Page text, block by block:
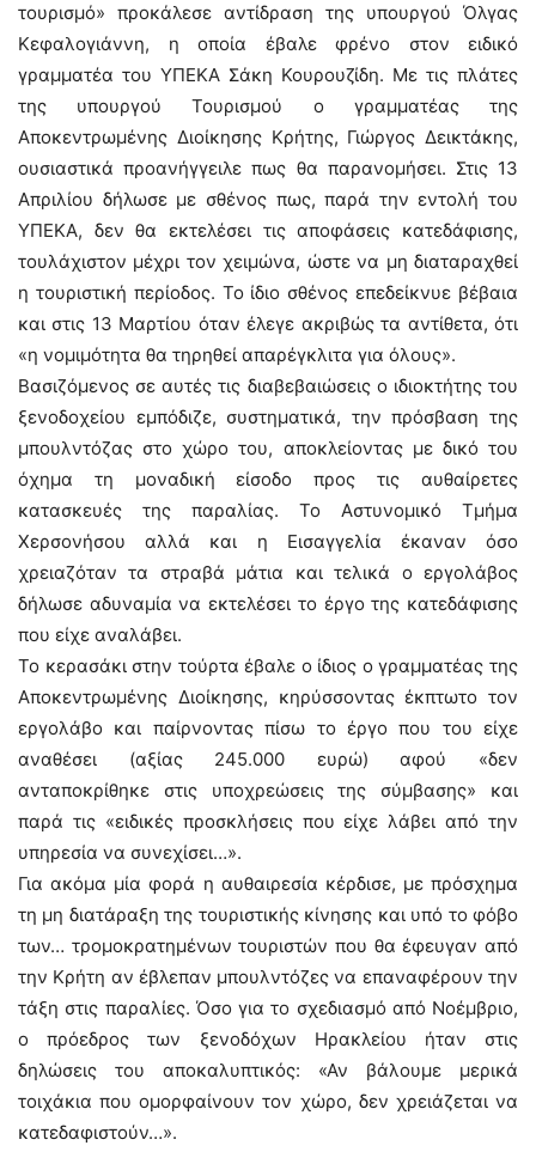
τουρισμό» προκάλεσε αντίδραση της υπουργού Όλγας
Κεφαλογιάννη, η οποία έβαλε φρένο στον ειδικό
γραμματέα του ΥΠΕΚΑ Σάκη Κουρουζίδη. Με τις πλάτες
της υπουργού Τουρισμού ο γραμματέας της
Αποκεντρωμένης Διοίκησης Κρήτης, Γιώργος Δεικτάκης,
ουσιαστικά προανήγγειλε πως θα παρανομήσει. Στις 13
Απριλίου δήλωσε με σθένος πως, παρά την εντολή του
ΥΠΕΚΑ, δεν θα εκτελέσει τις αποφάσεις κατεδάφισης,
τουλάχιστον μέχρι τον χειμώνα, ώστε να μη διαταραχθεί
η τουριστική περίοδος. Το ίδιο σθένος επεδείκνυε βέβαια
και στις 13 Μαρτίου όταν έλεγε ακριβώς τα αντίθετα, ότι
«η νομιμότητα θα τηρηθεί απαρέγκλιτα για όλους».
Βασιζόμενος σε αυτές τις διαβεβαιώσεις ο ιδιοκτήτης του
ξενοδοχείου εμπόδιζε, συστηματικά, την πρόσβαση της
μπουλντόζας στο χώρο του, αποκλείοντας με δικό του
όχημα τη μοναδική είσοδο προς τις αυθαίρετες
κατασκευές της παραλίας. Το Αστυνομικό Τμήμα
Χερσονήσου αλλά και η Εισαγγελία έκαναν όσο
χρειαζόταν τα στραβά μάτια και τελικά ο εργολάβος
δήλωσε αδυναμία να εκτελέσει το έργο της κατεδάφισης
που είχε αναλάβει.
Το κερασάκι στην τούρτα έβαλε ο ίδιος ο γραμματέας της
Αποκεντρωμένης Διοίκησης, κηρύσσοντας έκπτωτο τον
εργολάβο και παίρνοντας πίσω το έργο που του είχε
αναθέσει (αξίας 245.000 ευρώ) αφού «δεν
ανταποκρίθηκε στις υποχρεώσεις της σύμβασης» και
παρά τις «ειδικές προσκλήσεις που είχε λάβει από την
υπηρεσία να συνεχίσει…».
Για ακόμα μία φορά η αυθαιρεσία κέρδισε, με πρόσχημα
τη μη διατάραξη της τουριστικής κίνησης και υπό το φόβο
των… τρομοκρατημένων τουριστών που θα έφευγαν από
την Κρήτη αν έβλεπαν μπουλντόζες να επαναφέρουν την
τάξη στις παραλίες. Όσο για το σχεδιασμό από Νοέμβριο,
ο πρόεδρος των ξενοδόχων Ηρακλείου ήταν στις
δηλώσεις του αποκαλυπτικός: «Αν βάλουμε μερικά
τοιχάκια που ομορφαίνουν τον χώρο, δεν χρειάζεται να
κατεδαφιστούν…».